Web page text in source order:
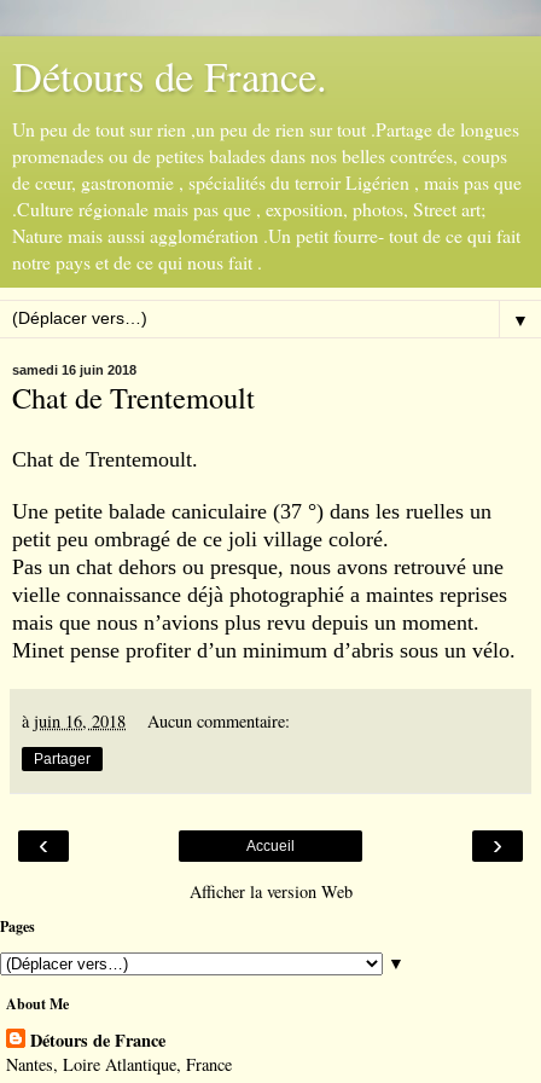
Détours de France.
Un peu de tout sur rien ,un peu de rien sur tout .Partage de longues
promenades ou de petites balades dans nos belles contrées, coups
de cœur, gastronomie , spécialités du terroir Ligérien , mais pas que
.Culture régionale mais pas que , exposition, photos, Street art;
Nature mais aussi agglomération .Un petit fourre- tout de ce qui fait
notre pays et de ce qui nous fait .
▼
samedi 16 juin 2018
Chat de Trentemoult
Chat de Trentemoult.
Une petite balade caniculaire (37 °) dans les ruelles un
petit peu ombragé de ce joli village coloré.
Pas un chat dehors ou presque, nous avons retrouvé une
vielle connaissance déjà photographié a maintes reprises
mais que nous n’avions plus revu depuis un moment.
Minet pense profiter d’un minimum d’abris sous un vélo.
à juin 16, 2018 Aucun commentaire:
Partager
‹ ›
Accueil
Afficher la version Web
Pages
▼
About Me
Détours de France
Nantes, Loire Atlantique, France